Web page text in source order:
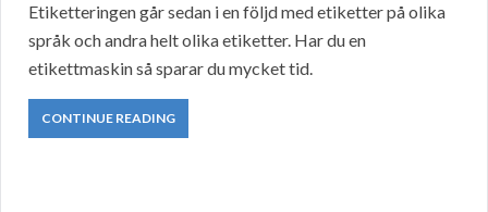
Etiketteringen går sedan i en följd med etiketter på olika
språk och andra helt olika etiketter. Har du en
etikettmaskin så sparar du mycket tid.
CONTINUE READING